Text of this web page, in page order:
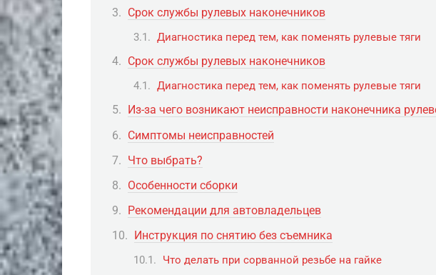
Срок службы рулевых наконечников
Диагностика перед тем, как поменять рулевые тяги
Срок службы рулевых наконечников
Диагностика перед тем, как поменять рулевые тяги
Из-за чего возникают неисправности наконечника
Симптомы неисправностей
Что выбрать?
Особенности сборки
Рекомендации для автовладельцев
Инструкция по снятию без съемника
Что делать при сорванной резьбе на гайке